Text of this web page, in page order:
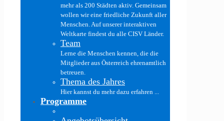
mehr als 200 Städten aktiv. Gemeinsam
wollen wir eine friedliche Zukunft aller
Menschen. Auf unserer interaktiven
Weltkarte findest du alle CISV Länder.
Team
Lerne die Menschen kennen, die die
Mitglieder aus Österreich ehrenamtlich
betreuen.
Thema des Jahres
Hier kannst du mehr dazu erfahren ...
Programme